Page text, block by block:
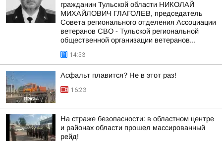
гражданин Тульской области НИКОЛАЙ
МИХАЙЛОВИЧ ГЛАГОЛЕВ, председатель
Совета регионального отделения Ассоциации
ветеранов СВО - Тульской региональной
общественной организации ветеранов...
14:53
Асфальт плавится? Не в этот раз!
16:23
На страже безопасности: в областном центре
и районах области прошел массированный
рейд!